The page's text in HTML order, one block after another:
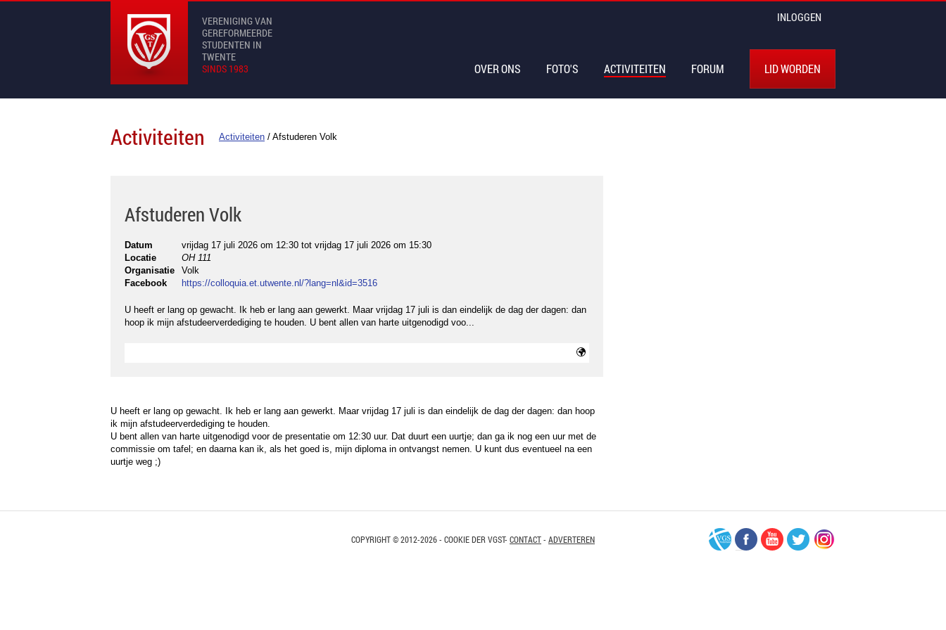
VERENIGING VAN
GEREFORMEERDE
STUDENTEN IN
TWENTE
SINDS 1983
INLOGGEN
OVER ONS FOTO'S ACTIVITEITEN FORUM LID WORDEN
Activiteiten Activiteiten / Afstuderen Volk
Afstuderen Volk
Datum vrijdag 17 juli 2026 om 12:30 tot vrijdag 17 juli 2026 om 15:30
Locatie
OH 111
Organisatie
Volk
Facebook
https://colloquia.et.utwente.nl/?lang=nl&id=3516
U heeft er lang op gewacht. Ik heb er lang aan gewerkt. Maar vrijdag 17 juli is dan eindelijk de dag der dagen: dan
hoop ik mijn afstudeerverdediging te houden. U bent allen van harte uitgenodigd voo...
U heeft er lang op gewacht. Ik heb er lang aan gewerkt. Maar vrijdag 17 juli is dan eindelijk de dag der dagen: dan hoop
ik mijn afstudeerverdediging te houden.
U bent allen van harte uitgenodigd voor de presentatie om 12:30 uur. Dat duurt een uurtje; dan ga ik nog een uur met de
commissie om tafel; en daarna kan ik, als het goed is, mijn diploma in ontvangst nemen. U kunt dus eventueel na een
uurtje weg ;)
COPYRIGHT © 2012-2026 - COOKIE DER VGST- CONTACT- ADVERTEREN